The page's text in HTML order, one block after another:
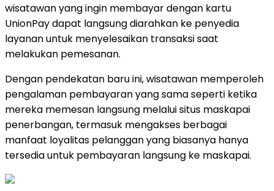
wisatawan yang ingin membayar dengan kartu
UnionPay dapat langsung diarahkan ke penyedia
layanan untuk menyelesaikan transaksi saat
melakukan pemesanan.
Dengan pendekatan baru ini, wisatawan memperoleh
pengalaman pembayaran yang sama seperti ketika
mereka memesan langsung melalui situs maskapai
penerbangan, termasuk mengakses berbagai
manfaat loyalitas pelanggan yang biasanya hanya
tersedia untuk pembayaran langsung ke maskapai.